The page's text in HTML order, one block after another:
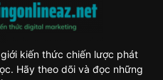
kiến thức chiến lược phát
Hãy theo dõi và đọc những